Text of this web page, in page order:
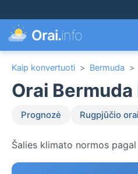
Orai.info
Kaip konvertuoti > Bermuda >
Orai
Prognozė Rugpjūčio orai
Šalies klimato normos